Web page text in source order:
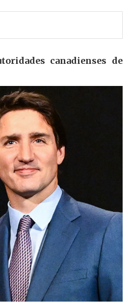
canadienses de